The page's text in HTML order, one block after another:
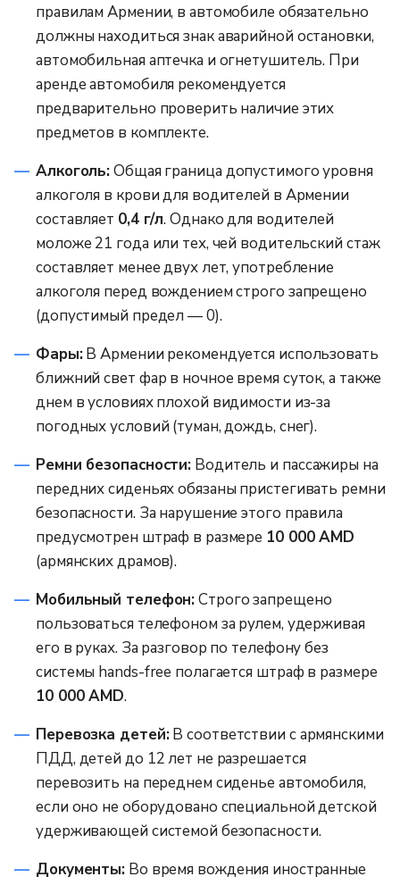
правилам Армении, в автомобиле обязательно
должны находиться знак аварийной остановки,
автомобильная аптечка и огнетушитель. При
аренде автомобиля рекомендуется
предварительно проверить наличие этих
предметов в комплекте.
Алкоголь:Общая граница допустимого уровня
алкоголя в крови для водителей в Армении
составляет 0,4 г/л. Однако для водителей
моложе 21 года или тех, чей водительский стаж
составляет менее двух лет, употребление
алкоголя перед вождением строго запрещено
(допустимый предел — 0).
Фары:В Армении рекомендуется использовать
ближний свет фар в ночное время суток, а также
днем в условиях плохой видимости из-за
погодных условий (туман, дождь, снег).
Ремни безопасности: Водитель и пассажиры на
передних сиденьях обязаны пристегивать ремни
безопасности. За нарушение этого правила
предусмотрен штраф в размере 10 000 AMD
(армянских драмов).
Мобильный телефон:Строго запрещено
пользоваться телефоном за рулем, удерживая
его в руках. За разговор по телефону без
системы hands-free полагается штраф в размере
10 000 AMD.
Перевозка детей:В соответствии с армянскими
ПДД, детей до 12 лет не разрешается
перевозить на переднем сиденье автомобиля,
если оно не оборудовано специальной детской
удерживающей системой безопасности.
Документы: Во время вождения иностранные